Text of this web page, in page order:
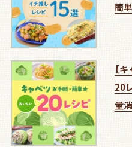
簡
【
20
量